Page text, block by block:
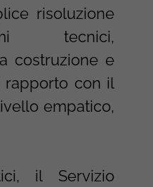
risoluzione
tecnici,
costruzione e
rapporto con il
empatico,
il Servizio